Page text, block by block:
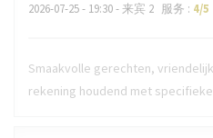
2026-07-25- 19:30 - 来宾 2 服务 : 4/5
Smaakvolle gerechten,
rekening houdend met